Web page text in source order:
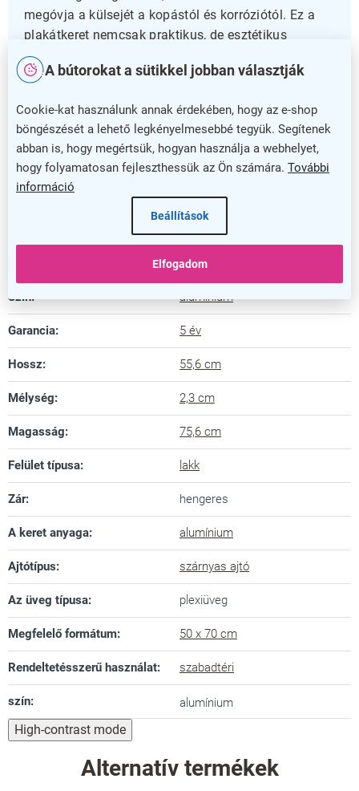
A bútorokat a sütikkel jobban választják
Cookie-kat használunk annak érdekében, hogy az e-shop
böngészését a lehető legkényelmesebbé tegyük. Segítenek
abban is, hogy megértsük, hogyan használja a webhelyet,
hogy folyamatosan fejleszthessük az Ön számára. További
információ
Beállítások
Elfogadom
megóvja a külsejét a kopástól és korróziótól. Ez a
plakátkeret nemcsak praktikus, de esztétikus
megoldás is üzletek, éttermek vagy rendezvények
kültéri tájékoztatásához.
Válassza ezt a tartós és könnyen kezelhető keretet,
amely akár öt év garanciával biztosítja, hogy
üzenete mindig jól látható és védett legyen. Tegye
professzionálissá kültéri megjelenését ezzel a
megbízható plakátkerettel!
Kiegészítő paraméterek
Plakáttartó vitrinek
Szín: alumínium
Garancia: 5 év
Hossz: 55,6 cm
Mélység: 2,3 cm
Magasság: 75,6 cm
Felület típusa: lakk
Zár: hengeres
A keret anyaga: alumínium
Ajtótípus: szárnyas ajtó
Az üveg típusa: plexiüveg
Megfelelő formátum: 50 x 70 cm
Rendeltetésszerű használat: szabadtéri
szín: alumínium
High-contrast mode
Alternatív termékek